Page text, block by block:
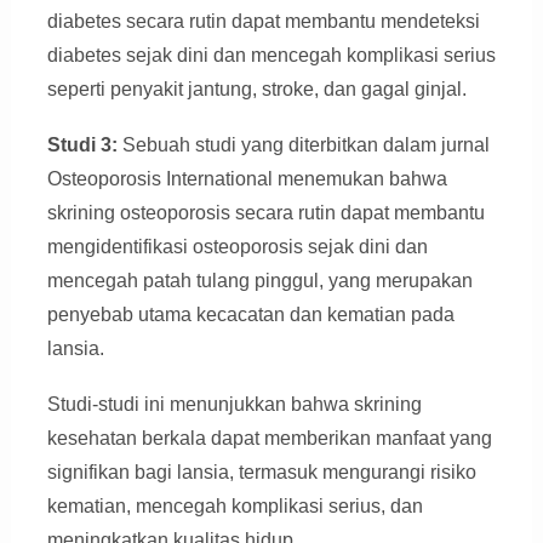
diabetes secara rutin dapat membantu mendeteksi
diabetes sejak dini dan mencegah komplikasi serius
seperti penyakit jantung, stroke, dan gagal ginjal.
Studi 3: Sebuah studi yang diterbitkan dalam jurnal
Osteoporosis International menemukan bahwa
skrining osteoporosis secara rutin dapat membantu
mengidentifikasi osteoporosis sejak dini dan
mencegah patah tulang pinggul, yang merupakan
penyebab utama kecacatan dan kematian pada
lansia.
Studi-studi ini menunjukkan bahwa skrining
kesehatan berkala dapat memberikan manfaat yang
signifikan bagi lansia, termasuk mengurangi risiko
kematian, mencegah komplikasi serius, dan